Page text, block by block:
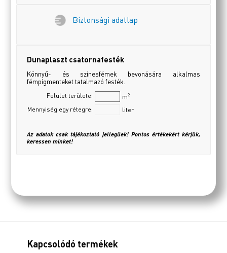
Biztonsági adatlap
Dunaplaszt csatornafesték
Könnyű- és színesfémek bevonására alkalmas
fémpigmenteket tatalmazó festék.
Felület területe: m2
Mennyiség egy rétegre: liter
Az adatok csak tájékoztató jellegűek! Pontos értékekért kérjük,
keressen minket!
Kapcsolódó termékek